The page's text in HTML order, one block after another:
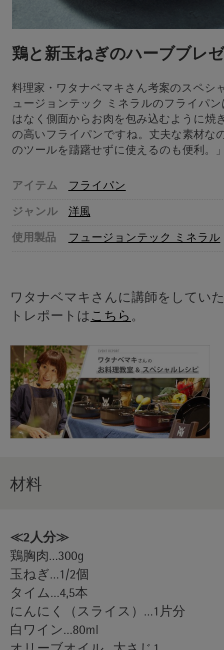
鶏と新玉ねぎのハーブブレゼ
料理家・ワタナベマキさん考案のスペシ
ュージョンテック ミネラルのフライパ
はなく側面からお肉を包み込むように焼
の高いフライパンですね。丈夫な素材な
のツールを躊躇せずに使えるのも便利。
アイテム フライパン
ジャンル 洋風
使用製品 フュージョンテック ミネラル
ワタナベマキさんに講師をしてい
トレポートは こちら 。
材料
≪2人分≫
鶏胸肉…300g
玉ねぎ…1/2個
タイム…4,5本
にんにく（スライス）…1片分
白ワイン…80ml